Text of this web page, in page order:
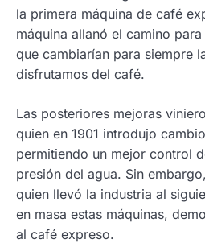
la primera máquina de café
máquina allanó el camino
que cambiarían para siempre
disfrutamos del café.
Las posteriores mejoras
quien en 1901 introdujo
permitiendo un mejor control
presión del agua. Sin
quien llevó la industria al
en masa estas máquinas,
al café expreso.